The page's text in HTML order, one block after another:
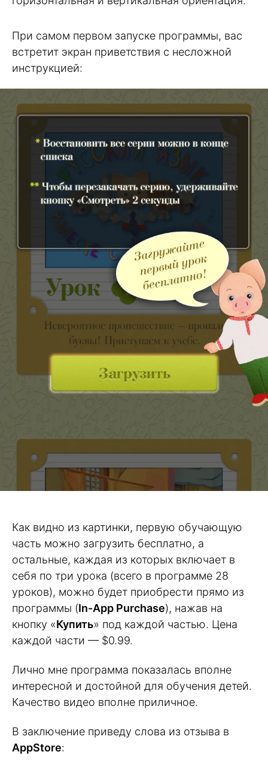
При самом первом запуске программы, вас
встретит экран приветствия c несложной
инструкцией:
Как видно из картинки, первую обучающую
часть можно загрузить бесплатно, а
остальные, каждая из которых включает в
себя по три урока (всего в программе 28
уроков), можно будет приобрести прямо из
программы (In-App Purchase), нажав на
кнопку «Купить» под каждой частью. Цена
каждой части — $0.99.
Лично мне программа показалась вполне
интересной и достойной для обучения детей.
Качество видео вполне приличное.
В заключение приведу слова из отзыва в
AppStore: